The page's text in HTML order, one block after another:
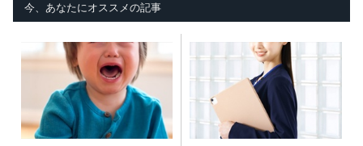
今、あなたにオススメの記事